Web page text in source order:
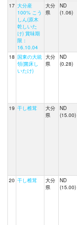
17 大分産
100% こう
しん(原木
乾しいた
け) 賞味期
限：
16.10.04
大分
県
ND
(1.06)
18 国東の大統
領(菌床し
いたけ)
大分
県
ND
(0.28)
19 干し椎茸
大分
県
ND
(15.00)
20 干し椎茸
大分
県
ND
(15.00)